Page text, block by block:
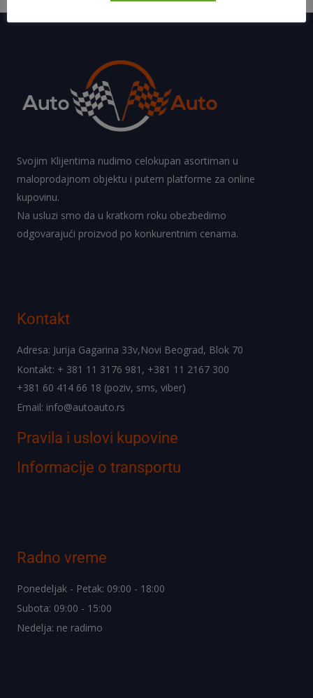
Svojim Klijentima nudimo celokupan asortiman u
maloprodajnom objektu i putem platforme za online
kupovinu.
Na usluzi smo da u kratkom roku obezbedimo
odgovarajući proizvod po konkurentnim cenama.
Kontakt
Adresa: Jurija Gagarina 33v,Novi Beograd, Blok 70
Kontakt: + 381 11 3176 981, +381 11 2167 300
+381 60 414 66 18 (poziv, sms, viber)
Email: info@autoauto.rs
Pravila i uslovi kupovine
Informacije o transportu
Radno vreme
Ponedeljak - Petak: 09:00 - 18:00
Subota: 09:00 - 15:00
Nedelja: ne radimo